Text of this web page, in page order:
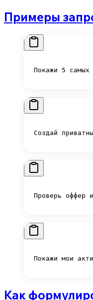
Примеры
Покажи 5 самых
Создай
Проверь оффер
Покажи мои
Как